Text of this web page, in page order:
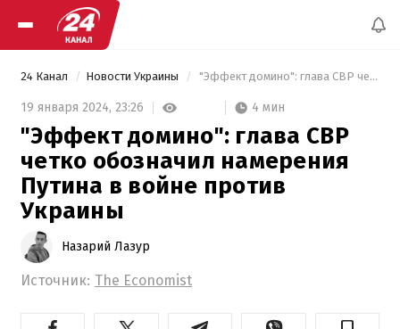
24 Канал Новости Украины "Эффект домино": глава СВР четко обозначил намерения Путина в войне против Украины
19 января 2024, 23:26 4 мин
"Эффект домино": глава СВР
четко обозначил намерения
Путина в войне против
Украины
Назарий Лазур
Источник: The Economist